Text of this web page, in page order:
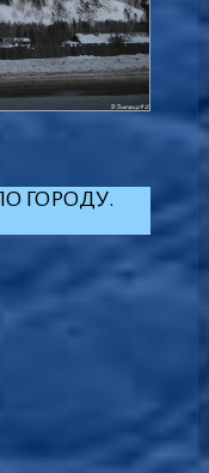
ГОРОДУ.